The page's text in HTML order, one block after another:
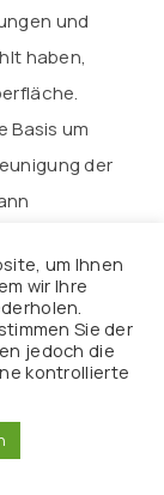
und
haben,
Basis um
der
Sehen
sind jetzt
um Gefühle
Übelkeit,
um Ihnen
wir Ihre
Sie der
jedoch die
kontrollierte